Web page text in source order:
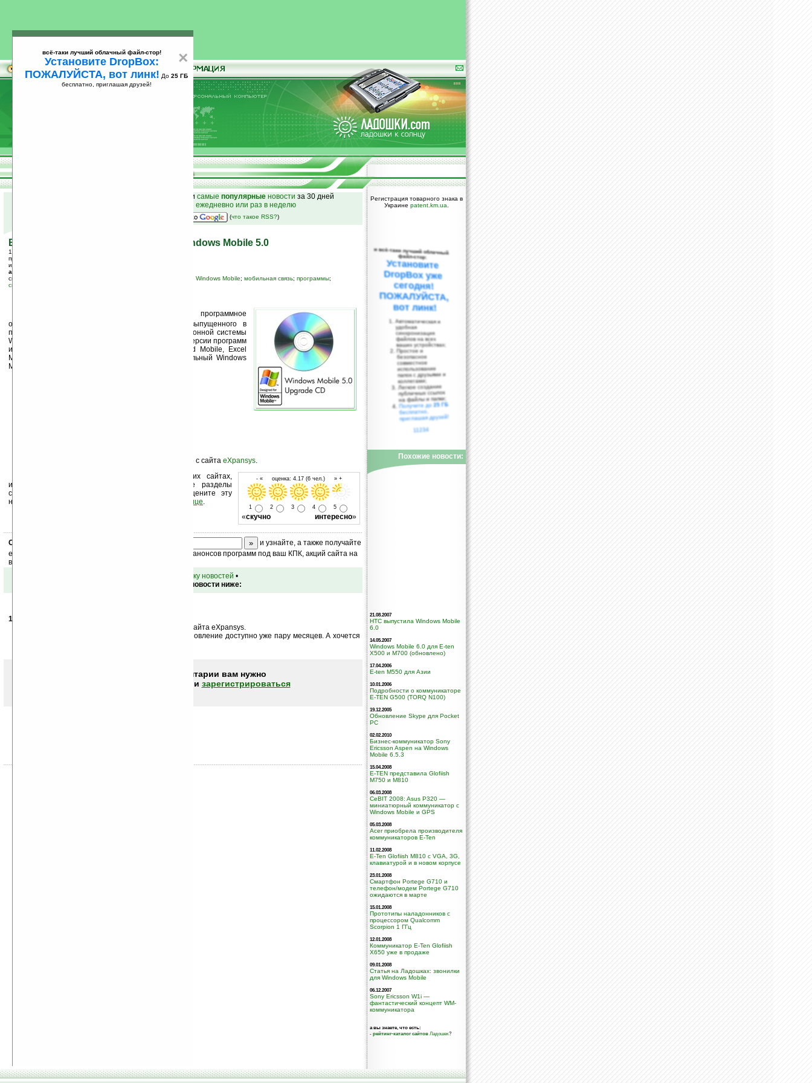
25
и самые популярные новости за 30 дней
на email ежедневно или раз в неделю
(что такое RSS?)
Вышло обновление E-Ten M500 до Windows Mobile 5.0
16.01.2006 20:07
просмотров: сегодня 2, всего 4149
источник:
автор новости:
связанные темы:
Windows Mobile; мобильная связь; программы;
смартфоны и коммуникаторы
айваньская компания E-Ten выпустила программное
обновление для своего коммуникатора M500, выпущенного в
прошлом году. Обновление, помимо самой операционной системы
Windows Mobile 5.0, включает в себя обновленные версии программ
из мобильной версии пакета Microsoft Office: Word Mobile, Excel
Mobile и PowerPoint Mobile. Также обновлен мобильный Windows
Media Player (до версии 10) и Pocket MSN.
Скачать английскую версию обновления можно с сайта eXpansys.
- « оценка: 4.17 (6 чел.) » +
1 2 3 4 5
«скучно интересно»
Устанавливайте линк на Ладошки на своих сайтах,
изучайте коммерческую информацию, посещайте разделы
сайта (форум, чат, новости, файлы, прочие). Оцените эту
новость и оставьте свой комментарий
ниже на странице.
Скоро
и узнайте, а также получайте
ежедневный или еженедельный дайджест новостей, анонсов программ под ваш КПК, акций сайта на
ваш почтовый ящик.
вернуться к списку новостей •
Обсуждение этой новости ниже:
17.01.2006
>Скачать английскую версию обновления можно с сайта eXpansys.
не скачать, а купить они предлагают. За деньги обновление доступно уже пару месяцев. А хочется
Чтобы писать комментарии вам нужно
или зарегистрироваться
Регистрация товарного знака в
Украине patent.km.ua
×
всё-таки лучший облачный файл-стор!
Установите DropBox:
ПОЖАЛУЙСТА, вот линк! До 25 ГБ
бесплатно, приглашая друзей!
и всё-таки лучший облачный
файл-стор:
Установите
DropBox уже
сегодня!
ПОЖАЛУЙСТА,
вот линк!
Автоматическая и
удобная
синхронизация
файлов на всех
ваших устройствах;
Простое и
безопасное
совместное
использование
папок с друзьями и
коллегами;
Легкое создание
публичных ссылок
на файлы и папки;
Получите до25 ГБ
бесплатно,
приглашая друзей!
11234
Похожие новости:
21.08.2007
HTC выпустила Windows Mobile
6.0
14.05.2007
Windows Mobile 6.0 для E-ten
X500 и M700 (обновлено)
17.04.2006
E-ten M550 для Азии
10.01.2006
Подробности о коммуникаторе
E-TEN G500 (TORQ N100)
19.12.2005
Обновление Skype для Pocket
PC
02.02.2010
Бизнес-коммуникатор Sony
Ericsson Aspen на Windows
Mobile 6.5.3
15.04.2008
E-TEN представила Glofiish
M750 и M810
06.03.2008
CeBIT 2008: Asus P320 —
миниатюрный коммуникатор с
Windows Mobile и GPS
05.03.2008
Acer приобрела производителя
коммуникаторов E-Ten
11.02.2008
E-Ten Glofiish M810 с VGA, 3G,
клавиатурой и в новом корпусе
23.01.2008
Смартфон Portege G710 и
телефон/модем Portege G710
ожидаются в марте
15.01.2008
Прототипы наладонников с
процессором Qualcomm
Scorpion 1 ГГц
12.01.2008
Коммуникатор E-Ten Glofiish
X650 уже в продаже
09.01.2008
Статья на Ладошках: звонилки
для Windows Mobile
06.12.2007
Sony Ericsson W1i —
фантастический концепт WM-
коммуникатора
а вы знаете, что есть:
- рейтинг-каталог сайтов Ладошек?